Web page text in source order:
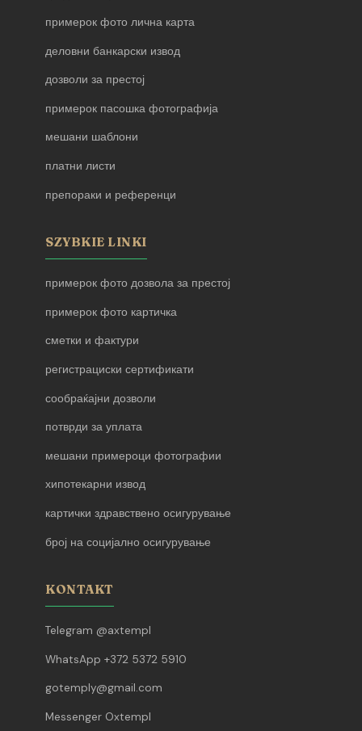
примерок фото лична карта
деловни банкарски извод
дозволи за престој
примерок пасошка фотографија
мешани шаблони
платни листи
препораки и референци
SZYBKIE LINKI
примерок фото дозвола за престој
примерок фото картичка
сметки и фактури
регистрациски сертификати
сообраќајни дозволи
потврди за уплата
мешани примероци фотографии
хипотекарни извод
картички здравствено осигурување
број на социјално осигурување
KONTAKT
Telegram @axtempl
WhatsApp +372 5372 5910
gotemply@gmail.com
Messenger Oxtempl